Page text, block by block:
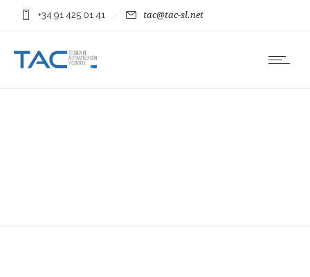
+34 91 425 01 41 tac@tac-sl.net